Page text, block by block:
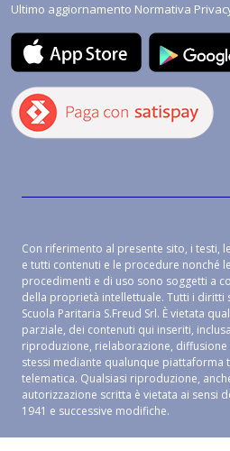
Ultimo aggiornamento Normativa
Con riferimento al presente sito, i testi,
e tutti contenuti e le procedure nonché
procedimenti e di uso sono soggetti a
della proprietà intellettuale. Tutti i diritti
Scuola Paritaria S.Freud Srl. È vietata
parziale, dei contenuti qui inseriti,
riproduzione, rielaborazione,
stessi mediante qualunque
telematica. Qualsiasi riproduzione,
autorizzazione scritta è vietata ai sensi
1941 e successive modifiche.
CREDITS:ALEIDE WEB AGENCY